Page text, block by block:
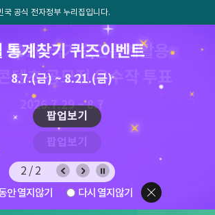
국 공식 전자정부 누리집입니다.
2026 국가승인통계활용
텐츠 공모전 우수작 투표
2026.7.29 ~ 8.7
팝업보기
통계찾기 퀴즈이벤트
8.7.(금) ~ 8.21.(금)
팝업보기
2/2
안 열지않기 다시 열지않기